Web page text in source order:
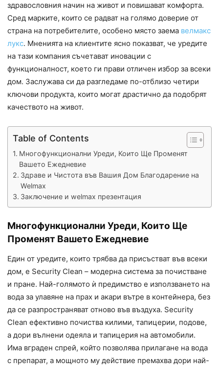
здравословния начин на живот и повишават комфорта.
Сред марките, които се радват на голямо доверие от
страна на потребителите, особено място заема велмакс
лукс. Мненията на клиентите ясно показват, че уредите
на тази компания съчетават иновации с
функционалност, което ги прави отличен избор за всеки
дом. Заслужава си да разгледаме по-отблизо четири
ключови продукта, които могат драстично да подобрят
качеството на живот.
Table of Contents
Многофункционални Уреди, Които Ще Променят
Вашето Ежедневие
Здраве и Чистота във Вашия Дом Благодарение на
Welmax
Заключение и welmax презентация
Многофункционални Уреди, Които Ще
Променят Вашето Ежедневие
Един от уредите, които трябва да присъстват във всеки
дом, е Security Clean – модерна система за почистване
и пране. Най-голямото ѝ предимство е използването на
вода за улавяне на прах и акари вътре в контейнера, без
да се разпространяват отново във въздуха. Security
Clean ефективно почиства килими, тапицерии, подове,
а дори вълнени одеяла и тапицерия на автомобили.
Има вграден спрей, който позволява прилагане на вода
с препарат, а мощното му действие премахва дори най-